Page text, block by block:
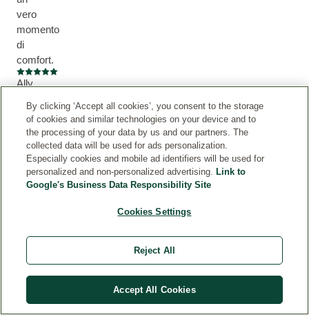
vero
momento
di
comfort.
Valutazione attuale: 5 su 5 stelle
Ally
Nutrimento
puro
Tutti
linea
food
By clicking ‘Accept all cookies’, you consent to the storage
of cookies and similar technologies on your device and to
the processing of your data by us and our partners. The
collected data will be used for ads personalization.
Especially cookies and mobile ad identifiers will be used for
personalized and non-personalized advertising. Link to
Google's Business Data Responsibility Site
Cookies Settings
Reject All
Accept All Cookies